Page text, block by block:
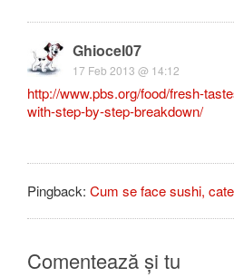
Ghiocel07
17 Feb 2013 @ 14:12
http://www.pbs.org/food/fresh-
with-step-by-step-breakdown/
Pingback: Cum se face sushi,
Comentează și tu